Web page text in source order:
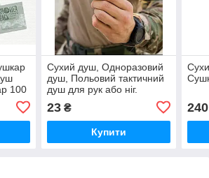
100
Сухий душ, Одноразовий
душ, Польовий тактичний
душ для рук або ніг.
23₴
Купити
240